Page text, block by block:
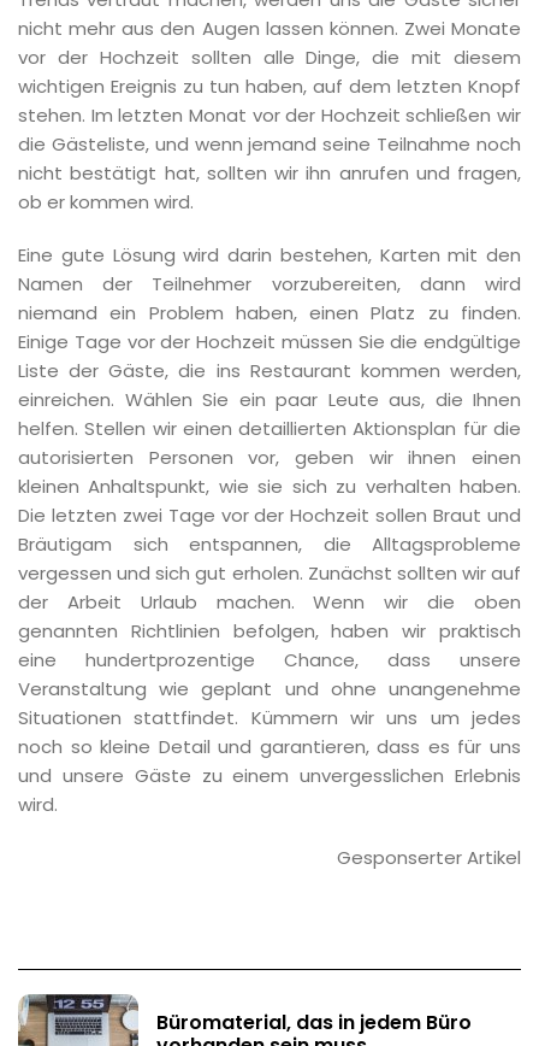
nicht mehr aus den Augen lassen können. Zwei Monate
vor der Hochzeit sollten alle Dinge, die mit diesem
wichtigen Ereignis zu tun haben, auf dem letzten Knopf
stehen. Im letzten Monat vor der Hochzeit schließen wir
die Gästeliste, und wenn jemand seine Teilnahme noch
nicht bestätigt hat, sollten wir ihn anrufen und fragen,
ob er kommen wird.
Eine gute Lösung wird darin bestehen, Karten mit den
Namen der Teilnehmer vorzubereiten, dann wird
niemand ein Problem haben, einen Platz zu finden.
Einige Tage vor der Hochzeit müssen Sie die endgültige
Liste der Gäste, die ins Restaurant kommen werden,
einreichen. Wählen Sie ein paar Leute aus, die Ihnen
helfen. Stellen wir einen detaillierten Aktionsplan für die
autorisierten Personen vor, geben wir ihnen einen
kleinen Anhaltspunkt, wie sie sich zu verhalten haben.
Die letzten zwei Tage vor der Hochzeit sollen Braut und
Bräutigam sich entspannen, die Alltagsprobleme
vergessen und sich gut erholen. Zunächst sollten wir auf
der Arbeit Urlaub machen. Wenn wir die oben
genannten Richtlinien befolgen, haben wir praktisch
eine hundertprozentige Chance, dass unsere
Veranstaltung wie geplant und ohne unangenehme
Situationen stattfindet. Kümmern wir uns um jedes
noch so kleine Detail und garantieren, dass es für uns
und unsere Gäste zu einem unvergesslichen Erlebnis
wird.
Gesponserter Artikel
Büromaterial, das in jedem Büro